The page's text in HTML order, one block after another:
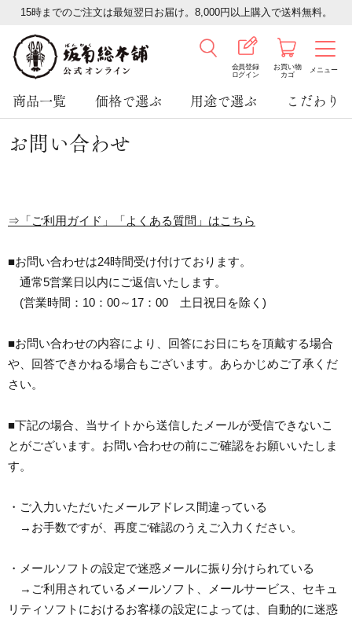
15時までのご注文は最短翌日お届け。8,000円以上購入で送料無料。
会員登録
ログイン
お買い物
カゴ
メニュー
商品一覧 価格で選ぶ 用途で選ぶ こだわり
お問い合わせ
⇒「ご利用ガイド」「よくある質問」はこちら
■お問い合わせは24時間受け付けております。
通常5営業日以内にご返信いたします。
(営業時間：10：00～17：00 土日祝日を除く)
■お問い合わせの内容により、回答にお日にちを頂戴する場合
や、回答できかねる場合もございます。あらかじめご了承くだ
さい。
■下記の場合、当サイトから送信したメールが受信できないこ
とがございます。お問い合わせの前にご確認をお願いいたしま
す。
・ご入力いただいたメールアドレス間違っている
→お手数ですが、再度ご確認のうえご入力ください。
・メールソフトの設定で迷惑メールに振り分けられている
→ご利用されているメールソフト、メールサービス、セキュ
リティソフトにおけるお客様の設定によっては、自動的に迷惑